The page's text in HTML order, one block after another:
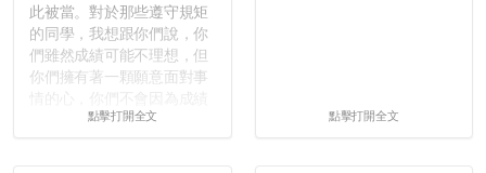
此被當。對於那些遵守規矩
的同學，我想跟你們說，你
們雖然成績可能不理想，但
你們擁有著一顆願意面對事
壓力而選擇逃避(作弊)，在
點擊打開全文 點擊打開全文